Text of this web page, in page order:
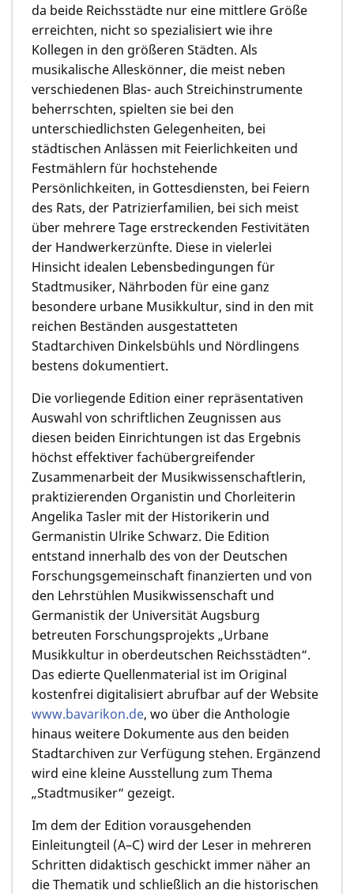
da beide Reichsstädte nur eine mittlere Größe
erreichten, nicht so spezialisiert wie ihre
Kollegen in den größeren Städten. Als
musikalische Alleskönner, die meist neben
verschiedenen Blas- auch Streichinstrumente
beherrschten, spielten sie bei den
unterschiedlichsten Gelegenheiten, bei
städtischen Anlässen mit Feierlichkeiten und
Festmählern für hochstehende
Persönlichkeiten, in Gottesdiensten, bei Feiern
des Rats, der Patrizierfamilien, bei sich meist
über mehrere Tage erstreckenden Festivitäten
der Handwerkerzünfte. Diese in vielerlei
Hinsicht idealen Lebensbedingungen für
Stadtmusiker, Nährboden für eine ganz
besondere urbane Musikkultur, sind in den mit
reichen Beständen ausgestatteten
Stadtarchiven Dinkelsbühls und Nördlingens
bestens dokumentiert.
Die vorliegende Edition einer repräsentativen
Auswahl von schriftlichen Zeugnissen aus
diesen beiden Einrichtungen ist das Ergebnis
höchst effektiver fachübergreifender
Zusammenarbeit der Musikwissenschaftlerin,
praktizierenden Organistin und Chorleiterin
Angelika Tasler mit der Historikerin und
Germanistin Ulrike Schwarz. Die Edition
entstand innerhalb des von der Deutschen
Forschungsgemeinschaft finanzierten und von
den Lehrstühlen Musikwissenschaft und
Germanistik der Universität Augsburg
betreuten Forschungsprojekts „Urbane
Musikkultur in oberdeutschen Reichsstädten“.
Das edierte Quellenmaterial ist im Original
kostenfrei digitalisiert abrufbar auf der Website
www.bavarikon.de, wo über die Anthologie
hinaus weitere Dokumente aus den beiden
Stadtarchiven zur Verfügung stehen. Ergänzend
wird eine kleine Ausstellung zum Thema
„Stadtmusiker“ gezeigt.
Im dem der Edition vorausgehenden
Einleitungteil (A–C) wird der Leser in mehreren
Schritten didaktisch geschickt immer näher an
die Thematik und schließlich an die historischen